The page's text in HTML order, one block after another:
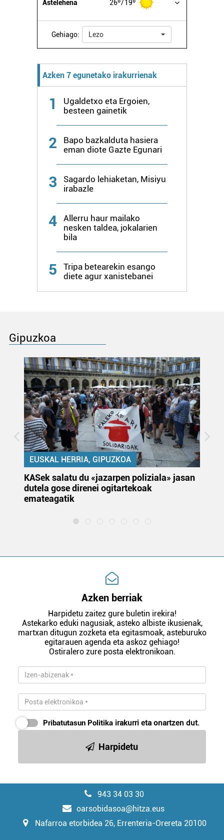
Astelehena 26º 19º
Gehiago: Lezo
Azken 7 egunetako irakurrienak
1
Ugaldetxo eta Ergoien,
besteen gainetik
2
Bapo bazkalduta hasiera
eman diote Gazte Egunari
3
Sagardo lehiaketan, Misiyu
irabazle
4
Allerru haur mailako
nesken taldea, jokalarien
bila
5
Tripa betearekin esango
diete agur xanistebanei
Gipuzkoa
EUSKAL HERRIA, GIPUZKOA
KASek salatu du «jazarpen poliziala» jasan
dutela gose direnei ogitartekoak
emateagatik
Azken berriak
Harpidetu zaitez gure buletin irekira!
Astekarko eduki nagusiak, asteko albiste ikusienak,
martxan ditugun zozketa eta egitasmoak, asteburuko
egitarauen agenda eta askoz gehiago!
Ostiralero zure posta elektronikoan.
Pribatutasun Politika irakurri eta onartzen dut.
Harpidetu
943 34 03 30
oarsobidasoa@hitza.eus
Nafarroa etorbidea 26, Errenteria-Orereta 20100